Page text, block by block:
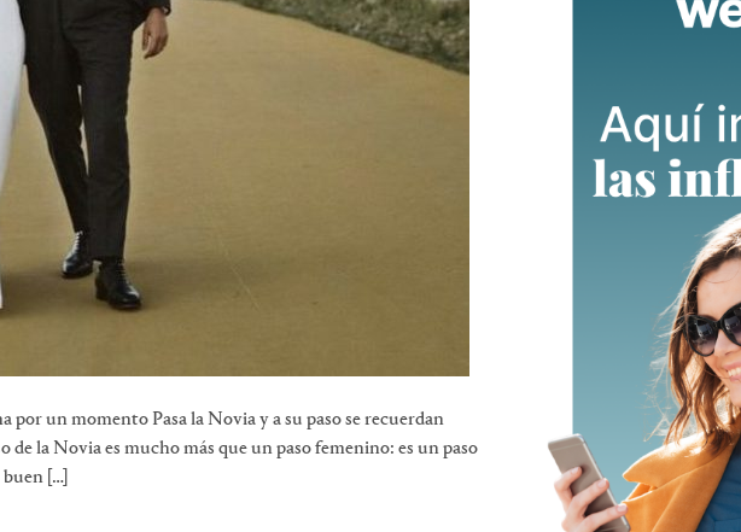
por un momento Pasa la Novia y a su paso se recuerdan
de la Novia es mucho más que un paso femenino: es un paso
[…]